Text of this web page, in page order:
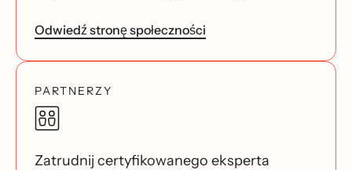
Odwiedź stronę społeczności
PARTNERZY
Zatrudnij certyfikowanego eksperta